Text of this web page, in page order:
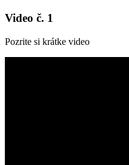
Video č. 1
Pozrite si krátke video